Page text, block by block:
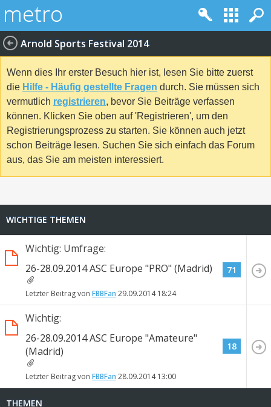
Arnold Sports Festival 2014
Wenn dies Ihr erster Besuch hier ist, lesen Sie bitte zuerst
die Hilfe - Häufig gestellte Fragen durch. Sie müssen sich
vermutlich registrieren, bevor Sie Beiträge verfassen
können. Klicken Sie oben auf 'Registrieren', um den
Registrierungsprozess zu starten. Sie können auch jetzt
schon Beiträge lesen. Suchen Sie sich einfach das Forum
aus, das Sie am meisten interessiert.
WICHTIGE THEMEN
Wichtig: Umfrage:
26-28.09.2014 ASC Europe "PRO" (Madrid)
Letzter Beitrag von FBBFan 29.09.201418:24
71
Wichtig:
26-28.09.2014 ASC Europe "Amateure"
(Madrid)
Letzter Beitrag von FBBFan 28.09.201413:00
18
THEMEN